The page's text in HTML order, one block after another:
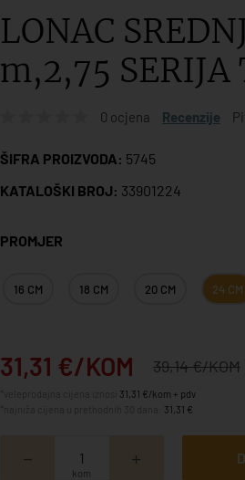
LONAC
m,2,75 SERIJA
0 ocjena Recenzije
ŠIFRA PROIZVODA: 5745
KATALOŠKI BROJ: 33901224
PROMJER
16 CM 18 CM 20 CM 24 CM
31,31 €/KOM 39,14 €/KOM
31,31 €/kom + pdv
31,31 €
kom